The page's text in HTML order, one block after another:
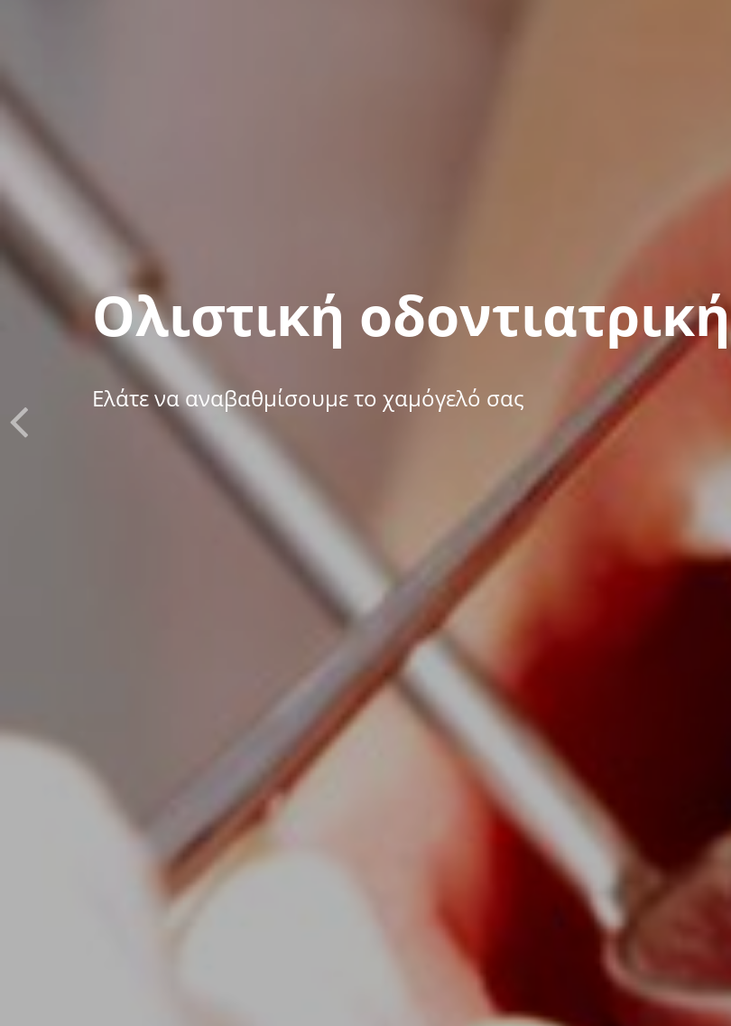
Ολιστική οδοντιατρική
Ελάτε να αναβαθμίσουμε το χαμόγελό σας